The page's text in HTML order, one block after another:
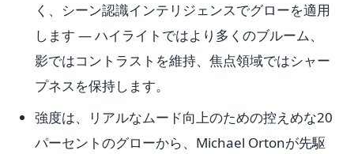
く、シーン認識インテリジェンスでグローを適用
します — ハイライトではより多くのブルーム、
影ではコントラストを維持、焦点領域ではシャー
プネスを保持します。
強度は、リアルなムード向上のための控えめな20
パーセントのグローから、Michael Ortonが先駆